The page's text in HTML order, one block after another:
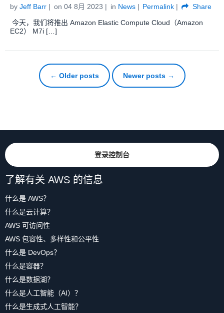
by Jeff Barr on 04 8月 2023 in News Permalink
Share
今天，我们将推出 Amazon Elastic Compute Cloud（Amazon
EC2） M7i […]
← Older posts Newer posts →
登录控制台
了解有关 AWS 的信息
什么是 AWS？
什么是云计算？
AWS 可访问性
AWS 包容性、多样性和公平性
什么是 DevOps？
什么是容器？
什么是数据湖？
什么是人工智能（AI）？
什么是生成式人工智能？